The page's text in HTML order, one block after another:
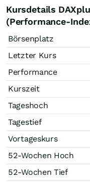
Kursdetails
(Performance-
Börsenplatz
Letzter Kurs
Performance
Kurszeit
Tageshoch
Tagestief
Vortageskurs
52-Wochen Hoch
52-Wochen Tief